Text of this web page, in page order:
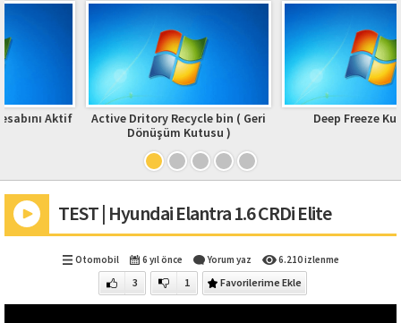
Active Dritory Recycle bin ( Geri
Dönüşüm Kutusu )
Deep Freeze Kurulumu
TEST | Hyundai Elantra 1.6 CRDi Elite
Otomobil 6 yıl önce Yorum yaz 6.210 izlenme
3 1 Favorilerime Ekle